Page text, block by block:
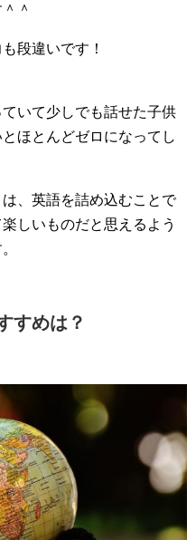
＾
段違いです！
いて少しでも話せた子供
ほとんどゼロになってし
、英語を詰め込むことで
しいものだと思えるよう
すめは？